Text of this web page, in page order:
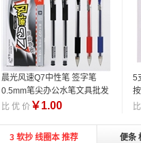
晨光风速Q7中性笔 签字笔
0.5mm笔尖办公水笔文具批发
比 优 价 ￥1.00
5
3 软抄 线圈本 推荐 便条